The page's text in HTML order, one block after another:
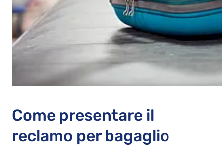
Come presentare il
reclamo per bagaglio